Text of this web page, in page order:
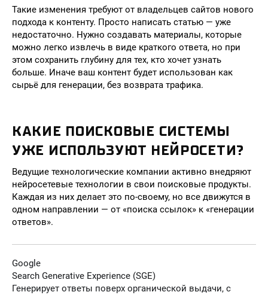
Такие изменения требуют от владельцев сайтов нового
подхода к контенту. Просто написать статью — уже
недостаточно. Нужно создавать материалы, которые
можно легко извлечь в виде краткого ответа, но при
этом сохранить глубину для тех, кто хочет узнать
больше. Иначе ваш контент будет использован как
сырьё для генерации, без возврата трафика.
КАКИЕ ПОИСКОВЫЕ СИСТЕМЫ
УЖЕ ИСПОЛЬЗУЮТ НЕЙРОСЕТИ?
Ведущие технологические компании активно внедряют
нейросетевые технологии в свои поисковые продукты.
Каждая из них делает это по-своему, но все движутся в
одном направлении — от «поиска ссылок» к «генерации
ответов».
Google
Search Generative Experience (SGE)
Генерирует ответы поверх органической выдачи, с